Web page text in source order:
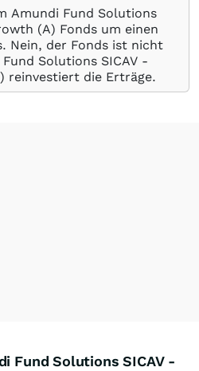
Amundi Fund Solutions
(A) Fonds um einen
Nein, der Fonds ist nicht
Solutions SICAV -
reinvestiert die Erträge.
Fund Solutions SICAV -